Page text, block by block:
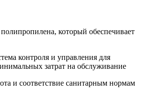
который обеспечивает
контроля и управления для
затрат на обслуживание
и соответствие санитарным нормам